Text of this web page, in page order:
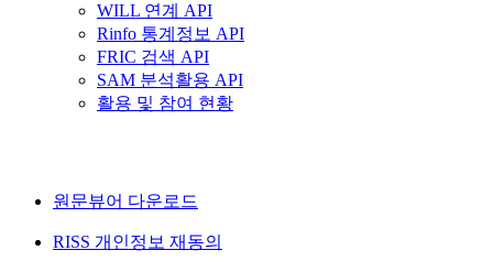
WILL 연계 API
Rinfo 통계정보 API
FRIC 검색 API
SAM 분석활용 API
활용 및 참여 현황
원문뷰어 다운로드
RISS 개인정보 재동의